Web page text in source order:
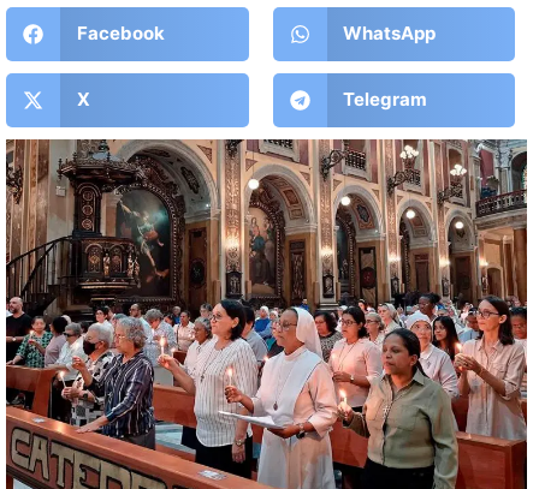
Facebook WhatsApp
X Telegram